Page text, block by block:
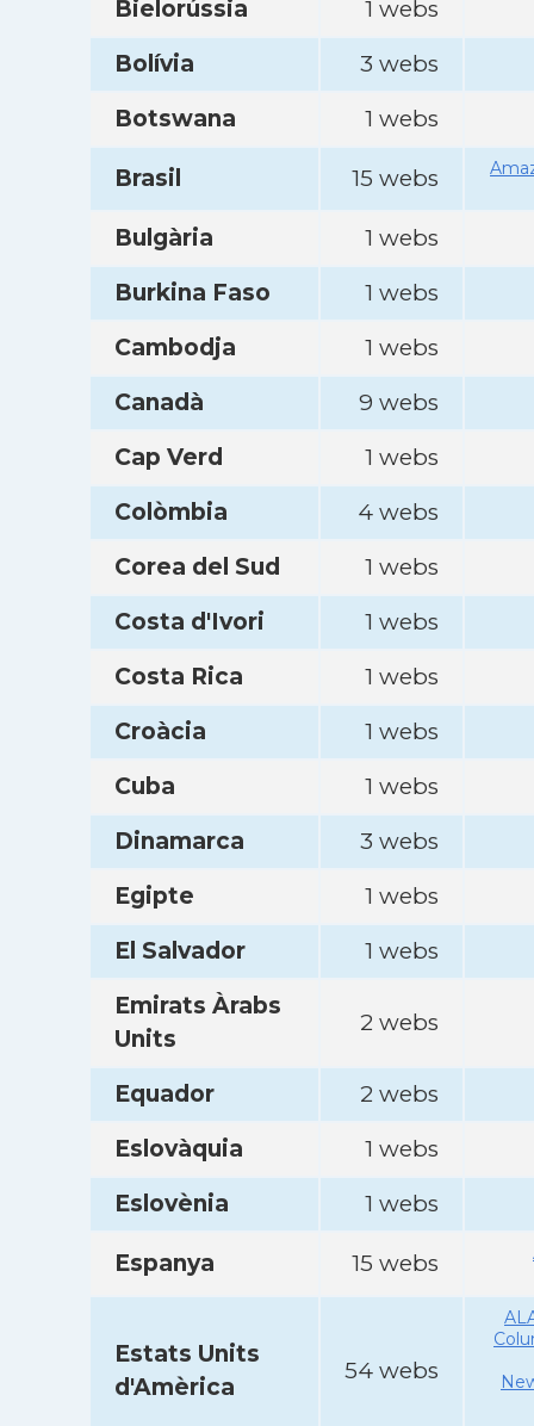
Bielorússia
1 webs
Bolívia
3 webs
Botswana
1 webs
Brasil 15 webs
Bulgària
1 webs
Burkina Faso
1 webs
Cambodja
1 webs
Canadà
9 webs
Cap Verd
1 webs
Colòmbia
4 webs
Corea del Sud
1 webs
Costa d'Ivori
1 webs
Costa Rica
1 webs
Croàcia
1 webs
Cuba
1 webs
Dinamarca
3 webs
Egipte
1 webs
El Salvador
1 webs
Emirats Àrabs
Units
2 webs
Equador
2 webs
Eslovàquia
1 webs
Eslovènia
1 webs
Espanya 15 webs
Estats Units
d'Amèrica
54 webs